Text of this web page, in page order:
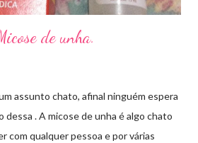
de unha.
assunto chato, afinal ninguém espera
dessa . A micose de unha é algo chato
com qualquer pessoa e por várias